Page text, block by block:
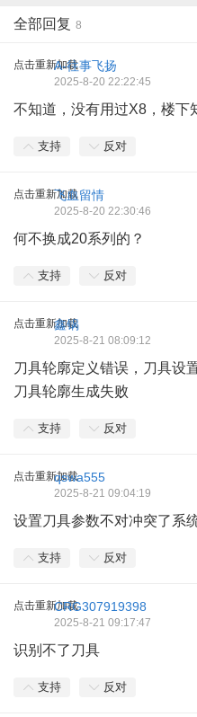
全部回复 8
点击重新加载A-往事飞扬
2025-8-20 22:22:45
不知道，没有用过X8，楼下
支持 反对
点击重新加载飞血留情
2025-8-20 22:30:46
何不换成20系列的？
支持 反对
点击重新加载
鑫锅
2025-8-21 08:09:12
刀具轮廓定义错误，刀具设
刀具轮廓生成失败
支持 反对
点击重新加载qswa555
2025-8-21 09:04:19
设置刀具参数不对冲突了系
支持 反对
点击重新加载CRG307919398
2025-8-21 09:17:47
识别不了刀具
支持 反对